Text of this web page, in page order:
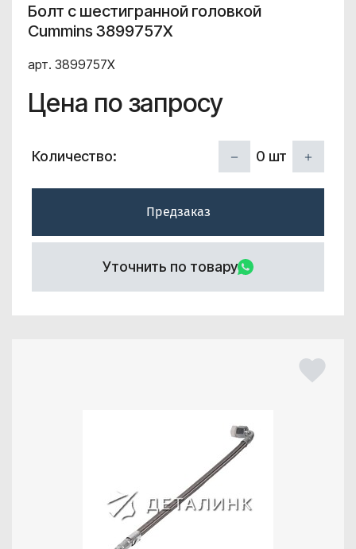
Болт с шестигранной головкой
Cummins 3899757X
арт. 3899757X
Цена по запросу
Количество: 0 шт
Предзаказ
Уточнить по товару